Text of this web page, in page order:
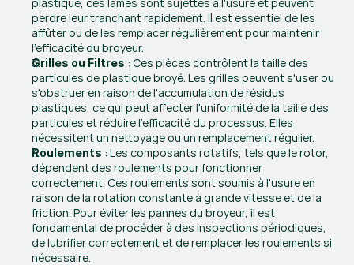
perdre leur tranchant rapidement. Il est essentiel de les
affûter ou de les remplacer régulièrement pour maintenir
l'efficacité du broyeur.
Grilles ou Filtres : Ces pièces contrôlent la taille des
particules de plastique broyé. Les grilles peuvent s'user ou
s'obstruer en raison de l'accumulation de résidus
plastiques, ce qui peut affecter l'uniformité de la taille des
particules et réduire l'efficacité du processus. Elles
nécessitent un nettoyage ou un remplacement régulier.
Roulements : Les composants rotatifs, tels que le rotor,
dépendent des roulements pour fonctionner
correctement. Ces roulements sont soumis à l'usure en
raison de la rotation constante à grande vitesse et de la
friction. Pour éviter les pannes du broyeur, il est
fondamental de procéder à des inspections périodiques,
de lubrifier correctement et de remplacer les roulements si
nécessaire.